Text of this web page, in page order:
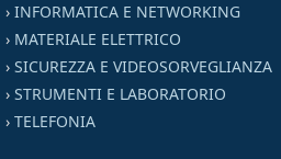
› INFORMATICA E NETWORKING
› MATERIALE ELETTRICO
› SICUREZZA E VIDEOSORVEGLIANZA
› STRUMENTI E LABORATORIO
› TELEFONIA